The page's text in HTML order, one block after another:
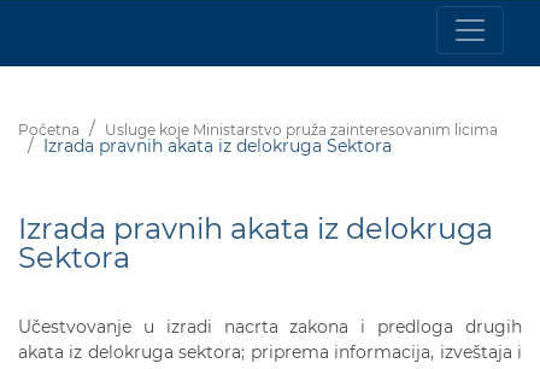
Početna Usluge koje Ministarstvo pruža zainteresovanim licima
Izrada pravnih akata iz delokruga Sektora
Izrada pravnih akata iz delokruga
Sektora
Učestvovanje u izradi nacrta zakona i predloga drugih
akata iz delokruga sektora; priprema informacija, izveštaja i